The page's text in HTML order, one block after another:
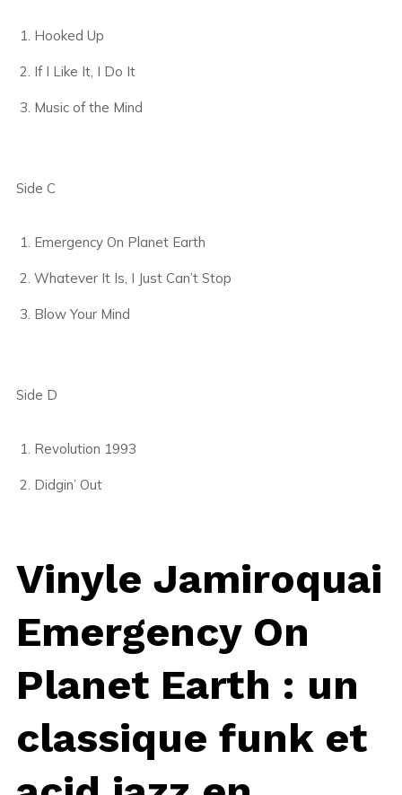
Hooked Up
If I Like It, I Do It
Music of the Mind
Side C
Emergency On Planet Earth
Whatever It Is, I Just Can’t Stop
Blow Your Mind
Side D
Revolution 1993
Didgin’ Out
Vinyle Jamiroquai
Emergency On
Planet Earth : un
classique funk et